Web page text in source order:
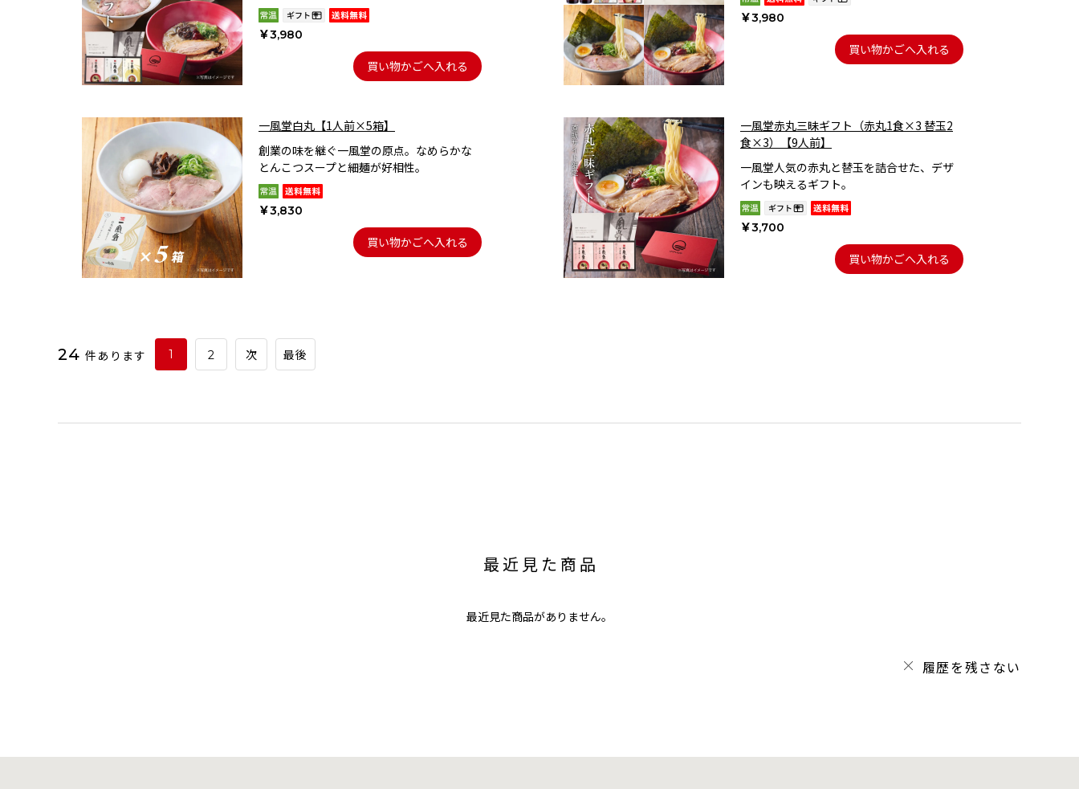
￥3,980
買い物かごへ入れる
￥3,980
買い物かごへ入れる
一風堂白丸【1人前×5箱】
創業の味を継ぐ一風堂の原点。なめらかな
とんこつスープと細麺が好相性。
￥3,830
買い物かごへ入れる
一風堂赤丸三昧ギフト（赤丸1食×3 替玉2
食×3）【9人前】
一風堂人気の赤丸と替玉を詰合せた、デザ
インも映えるギフト。
￥3,700
買い物かごへ入れる
24 件あります 1 2 次 最後
最近見た商品
最近見た商品がありません。
履歴を残さない